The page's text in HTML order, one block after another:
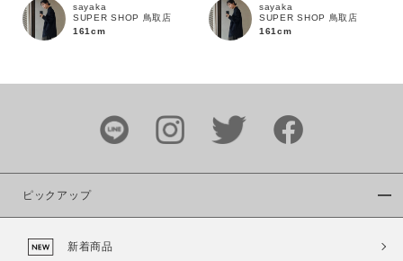
sayaka
SUPER SHOP 鳥取店
161cm
sayaka
SUPER SHOP 鳥取店
161cm
ピックアップ
新着商品